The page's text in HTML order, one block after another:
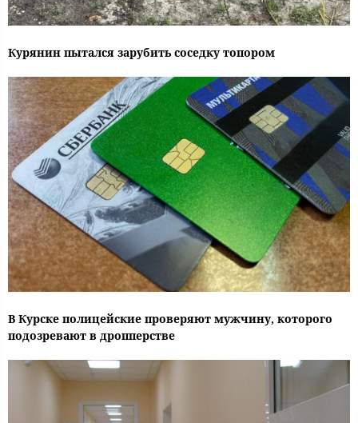
Курянин пытался зарубить соседку топором
В Курске полицейские проверяют мужчину, которого
подозревают в дропперстве